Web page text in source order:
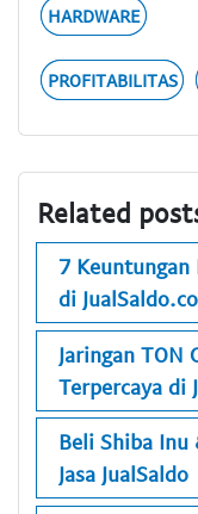
HARDWARE
PROFITABILITAS
Related
7 Keuntungan
di
Jaringan TON
Terpercaya di
Beli Shiba Inu
Jasa JualSaldo